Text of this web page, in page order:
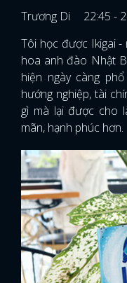
Trương Di
22:45 -
Tôi học được Ikigai
hoa anh đào Nhật
hiện ngày càng
hướng nghiệp, tài
gì mà lại được cho
mãn, hạnh phúc hơn.